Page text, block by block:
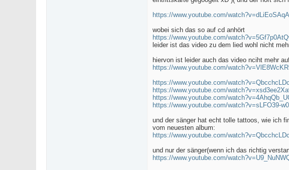
https://www.youtube.com/
wobei sich das so auf cd anhört
https://www.youtube.com/
leider ist das video zu dem lied wohl nicht
hiervon ist leider auch das video nciht mehr
https://www.youtube.com/
https://www.youtube.com/
https://www.youtube.com/
https://www.youtube.com/
https://www.youtube.com/watch?v=sLFO39-
und der sänger hat echt tolle tattoos, wie ich
vom neuesten album:
https://www.youtube.com/
und nur der sänger(wenn ich das richtig
https://www.youtube.com/